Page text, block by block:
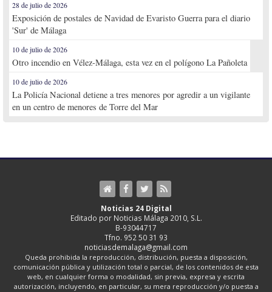
28 de julio de 2026
Exposición de postales de Navidad de Evaristo Guerra para el diario
'Sur' de Málaga
10 de julio de 2026
Otro incendio en Vélez-Málaga, esta vez en el polígono La Pañoleta
10 de julio de 2026
La Policía Nacional detiene a tres menores por agredir a un vigilante
en un centro de menores de Torre del Mar
Noticias 24 Digital
Editado por Noticias Málaga 2010, S.L.
B-93044717
Tfno. 952 50 31 93
noticiasdemalaga@gmail.com
Queda prohibida la reproducción, distribución, puesta a disposición,
comunicación pública y utilización total o parcial, de los contenidos de esta
web, en cualquier forma o modalidad, sin previa, expresa y escrita
autorización, incluyendo, en particular, su mera reproducción y/o puesta a